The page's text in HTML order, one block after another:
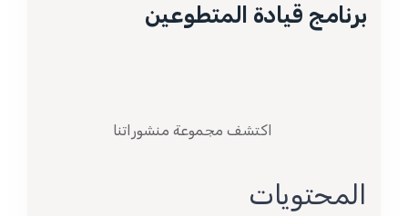
برنامج قيادة المتطوعين
اكتشف مجموعة منشوراتنا
المحتويات